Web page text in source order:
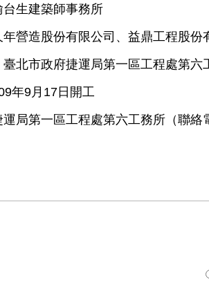
生建築師事務所
營造股份有限公司、益鼎工程股
北市政府捷運局第一區工程處第六
年9月17日開工
局第一區工程處第六工務所（聯絡